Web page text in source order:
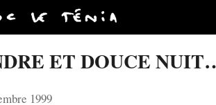
ET DOUCE
1999